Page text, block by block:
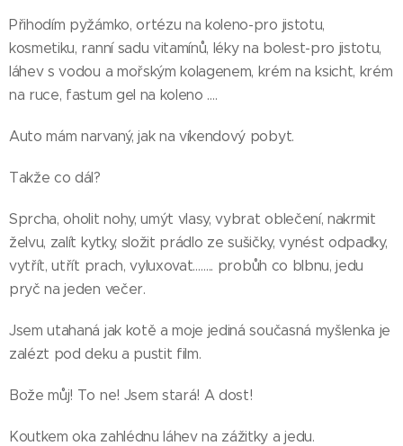
Přihodím pyžámko, ortézu na koleno-pro jistotu,
kosmetiku, ranní sadu vitamínů, léky na bolest-pro jistotu,
láhev s vodou a mořským kolagenem, krém na ksicht, krém
na ruce, fastum gel na koleno ….
Auto mám narvaný, jak na víkendový pobyt.
Takže co dál?
Sprcha, oholit nohy, umýt vlasy, vybrat oblečení, nakrmit
želvu, zalít kytky, složit prádlo ze sušičky, vynést odpadky,
vytřít, utřít prach, vyluxovat…….. probůh co blbnu, jedu
pryč na jeden večer.
Jsem utahaná jak kotě a moje jediná současná myšlenka je
zalézt pod deku a pustit film.
Bože můj! To ne! Jsem stará! A dost!
Koutkem oka zahlédnu láhev na zážitky a jedu.